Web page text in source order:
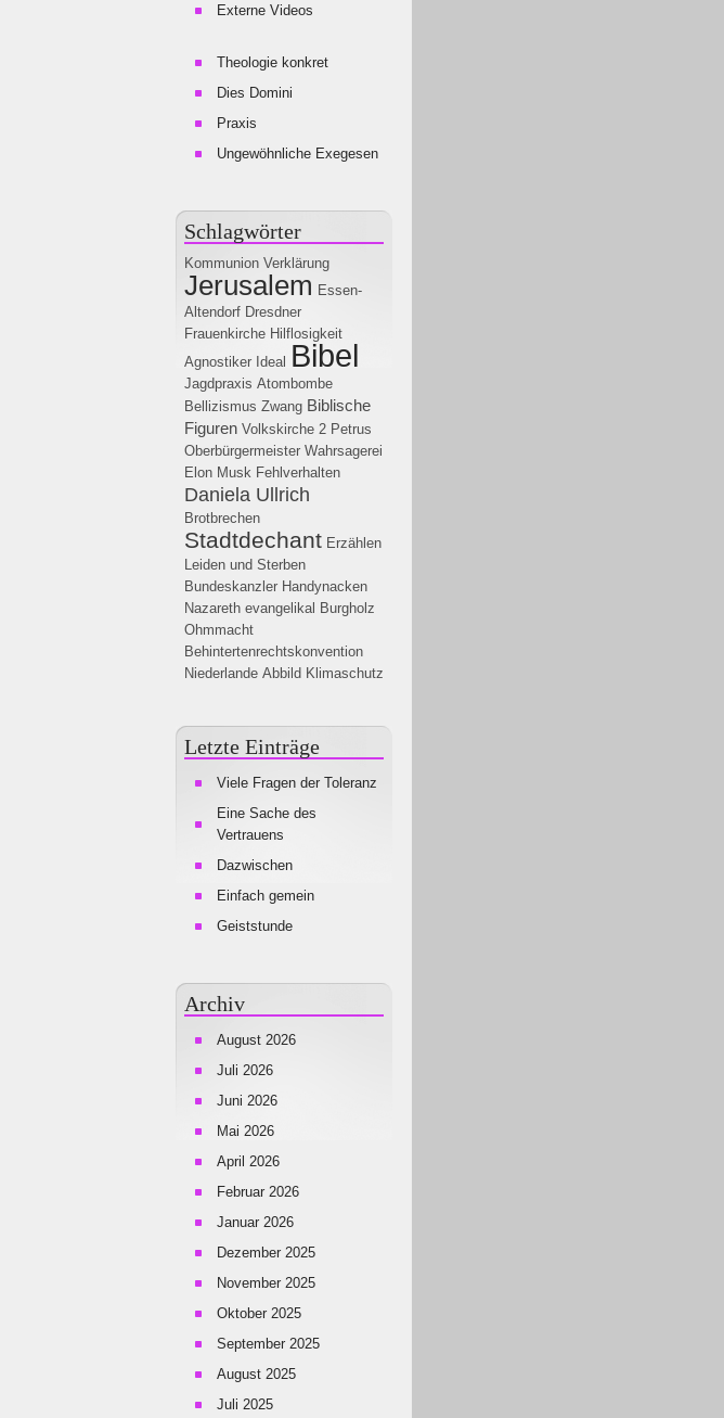
Externe Videos
Theologie konkret
Dies Domini
Praxis
Ungewöhnliche Exegesen
Schlagwörter
Kommunion Verklärung
Jerusalem Essen-
Altendorf Dresdner
Frauenkirche Hilflosigkeit
Agnostiker Ideal Bibel
Jagdpraxis Atombombe
Bellizismus Zwang Biblische
Figuren Volkskirche 2 Petrus
Oberbürgermeister Wahrsagerei
Elon Musk Fehlverhalten
Daniela Ullrich
Brotbrechen
Stadtdechant Erzählen
Leiden und Sterben
Bundeskanzler Handynacken
Nazareth evangelikal Burgholz
Ohmmacht
Behintertenrechtskonvention
Niederlande Abbild Klimaschutz
Letzte Einträge
Viele Fragen der Toleranz
Eine Sache des
Vertrauens
Dazwischen
Einfach gemein
Geiststunde
Archiv
August 2026
Juli 2026
Juni 2026
Mai 2026
April 2026
Februar 2026
Januar 2026
Dezember 2025
November 2025
Oktober 2025
September 2025
August 2025
Juli 2025